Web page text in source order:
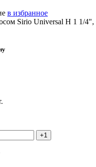
в избранное
Sirio Universal Н 1 1/4",
+1